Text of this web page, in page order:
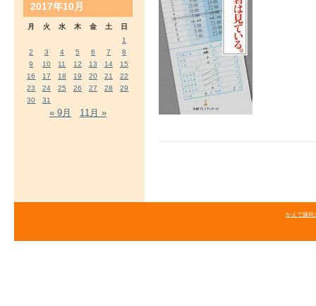
2017年10月
月 火 水 木 金 土
日
1
2
3 4 5 6 7
8
9
10 11 12 13 14
15
16
17 18 19 20 21
22
23
24 25 26 27 28
29
30
31
« 9月 11月 »
かえで歯科